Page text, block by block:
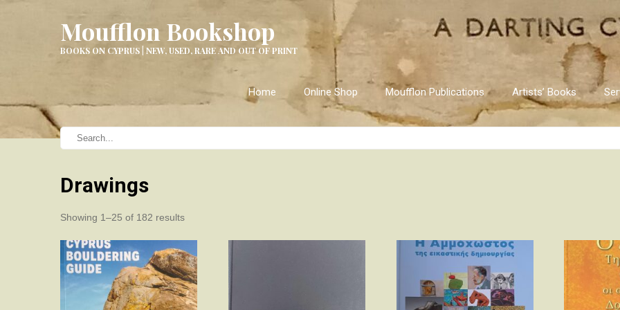
Moufflon Bookshop
BOOKS ON CYPRUS | NEW, USED, RARE AND OUT OF PRINT
Home Online Shop Moufflon Publications Artists’ Books
Drawings
Showing 1–25 of 182 resultsSorted